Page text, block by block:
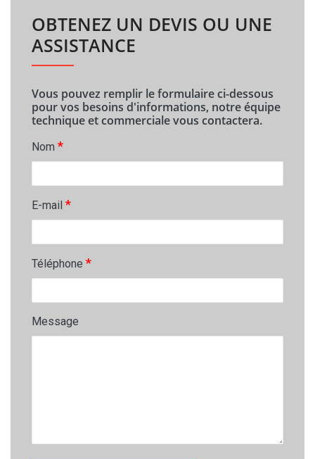
OBTENEZ UN DEVIS OU UNE
ASSISTANCE
Vous pouvez remplir le formulaire ci-dessous
pour vos besoins d'informations, notre équipe
technique et commerciale vous contactera.
Nom *
E-mail *
Téléphone *
Message